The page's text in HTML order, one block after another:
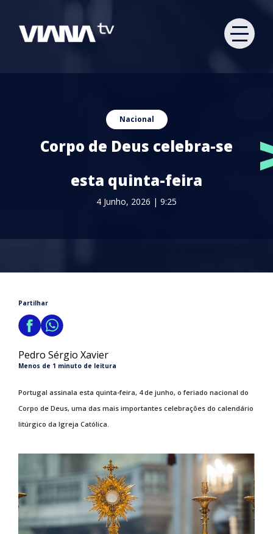
Nacional
Corpo de Deus celebra-se
esta quinta-feira
4 Junho, 2026 | 9:25
Partilhar
Pedro Sérgio Xavier
Menos de 1 minuto de leitura
Portugal assinala esta quinta-feira, 4 de junho, o feriado nacional do
Corpo de Deus, uma das mais importantes celebrações do calendário
litúrgico da Igreja Católica.